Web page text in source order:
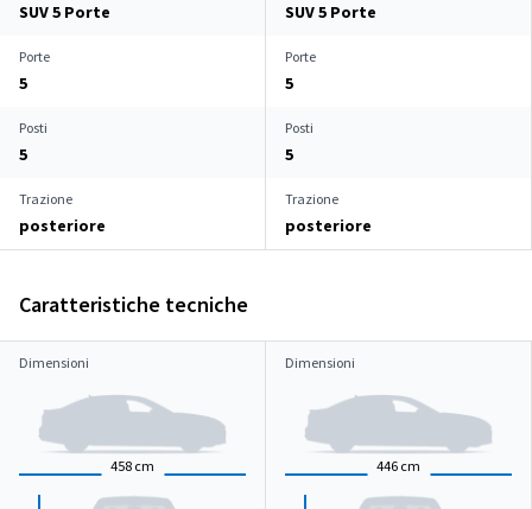
SUV 5 Porte SUV 5 Porte
Porte
5
Porte
5
Posti
5
Posti
5
Trazione
posteriore
Trazione
posteriore
Caratteristiche tecniche
Dimensioni
458 cm
Dimensioni
446 cm